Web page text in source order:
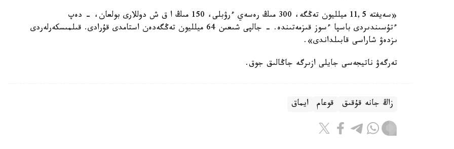
«سەيفتە 11,5 ميلليون تەڭگە، 300 مىڭ رەسەي ءرۋبلى، 150 مىڭ ا ق ش دوللارى بولعان، - دەپ
ءتۇسىندىردى باسپا ءسوز قىزمەتىندە. - جالپى شىعىن 64 ميلليون تەڭگەدەن استامدى قۇرادى. قىلمىسكەرلەردى
ىزدەۋ شاراسى قابىلداندى».
تەرگەۋ ناتيجەسى جايلى ازىرگە جاڭالىق جوق.
زاڭ جانە قۇقىق قوعام ايماق